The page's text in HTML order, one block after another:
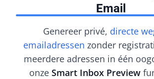
Email
Genereer privé, directe
emailadressen zonder
meerdere adressen in één
onze Smart Inbox Preview